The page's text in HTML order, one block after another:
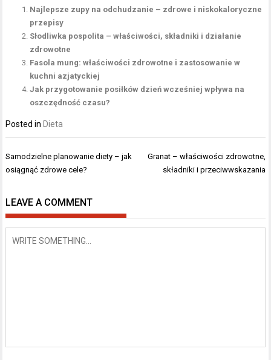
Najlepsze zupy na odchudzanie – zdrowe i niskokaloryczne
przepisy
Słodliwka pospolita – właściwości, składniki i działanie
zdrowotne
Fasola mung: właściwości zdrowotne i zastosowanie w
kuchni azjatyckiej
Jak przygotowanie posiłków dzień wcześniej wpływa na
oszczędność czasu?
Posted in Dieta
Nawigacja
wpisu
Samodzielne planowanie diety – jak
osiągnąć zdrowe cele?
Granat – właściwości zdrowotne,
składniki i przeciwwskazania
LEAVE A COMMENT